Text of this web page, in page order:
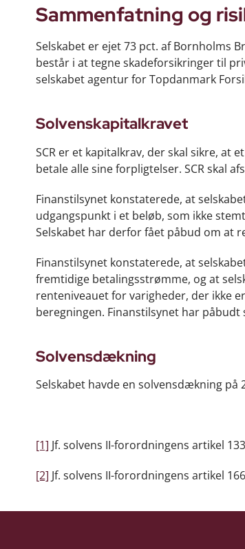
Sammenfatning og
Selskabet er ejet 73 pct. af Bornholms
består i at tegne skadeforsikringer til
selskabet agentur for Topdanmark
Solvenskapitalkravet
SCR er et kapitalkrav, der skal sikre,
betale alle sine forpligtelser. SCR skal
Finanstilsynet konstaterede, at
udgangspunkt i et beløb, som ikke
Selskabet har derfor fået påbud om
Finanstilsynet konstaterede, at
fremtidige betalingsstrømme, og at
renteniveauet for varigheder, der ikke
beregningen. Finanstilsynet har
Solvensdækning
Selskabet havde en solvensdækning på
[1] Jf. solvens II-forordningens artikel
[2] Jf. solvens II-forordningens artikel